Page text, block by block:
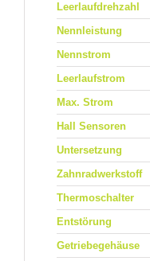
Leerlaufdrehzahl
Nennleistung
Nennstrom
Leerlaufstrom
Max. Strom
Hall Sensoren
Untersetzung
Zahnradwerkstoff
Thermoschalter
Entstörung
Getriebegehäuse